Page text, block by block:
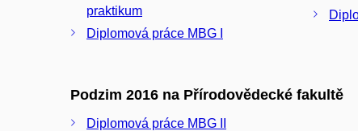
praktikum
Diplomová práce MBG I
Podzim 2016 na Přírodovědecké fakultě
Diplomová práce MBG II